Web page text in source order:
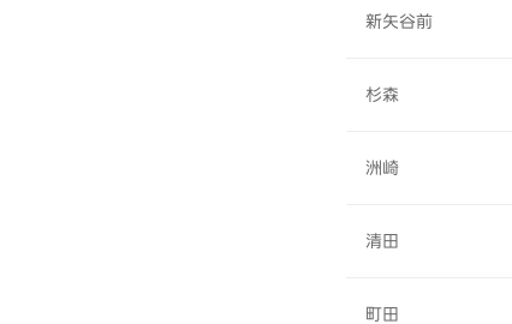
新矢谷前
杉森
洲崎
清田
町田